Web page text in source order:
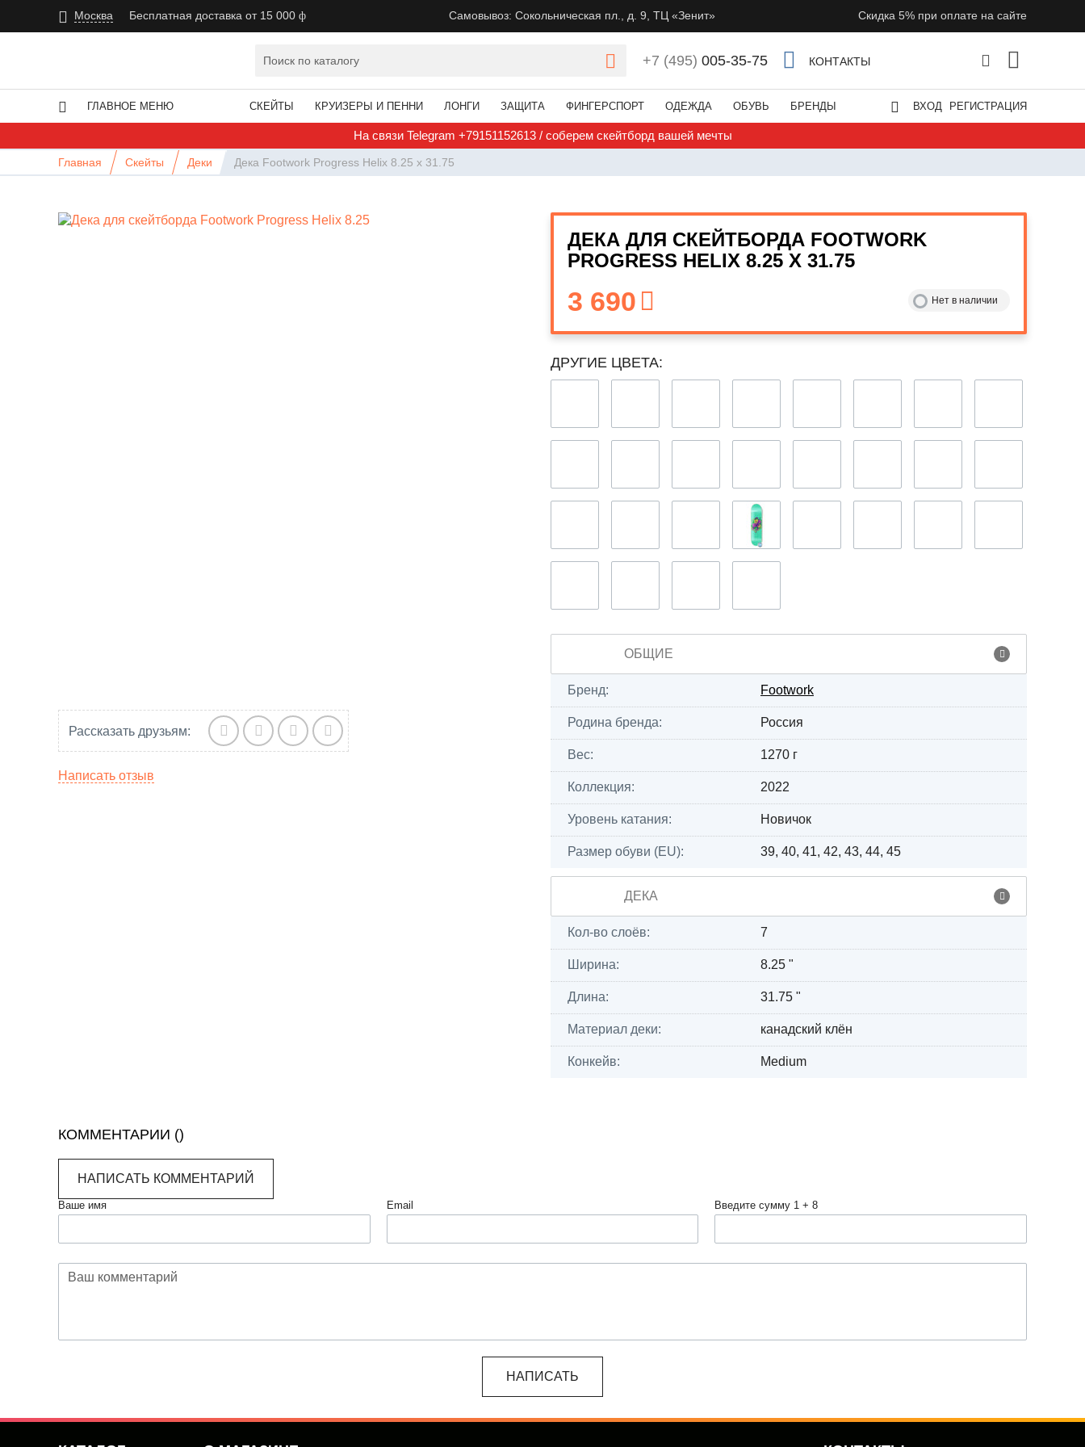
Москва Бесплатная доставка от 15 000 Самовывоз: Сокольническая пл., д. 9, ТЦ «Зенит» Скидка 5% при оплате на сайте
+7 (495) 005-35-75 КОНТАКТЫ
ГЛАВНОЕ МЕНЮ СКЕЙТЫ КРУИЗЕРЫ И ПЕННИ ЛОНГИ ЗАЩИТА ФИНГЕРСПОРТ ОДЕЖДА ОБУВЬ БРЕНДЫ ВХОД РЕГИСТРАЦИЯ
На связи Telegram +79151152613 / соберем скейтборд вашей мечты
Главная Скейты Деки Дека Footwork Progress Helix 8.25 x 31.75
Рассказать друзьям:
Написать отзыв
ДЕКА ДЛЯ СКЕЙТБОРДА FOOTWORK
PROGRESS HELIX 8.25 X 31.75
3 690 Нет в наличии
ДРУГИЕ ЦВЕТА:
ОБЩИЕ
Бренд: Footwork
Родина бренда: Россия
Вес: 1270 г
Коллекция: 2022
Уровень катания: Новичок
Размер обуви (EU): 39, 40, 41, 42, 43, 44, 45
ДЕКА
Кол-во слоёв: 7
Ширина: 8.25 "
Длина: 31.75 "
Материал деки: канадский клён
Конкейв: Medium
КОММЕНТАРИИ ()
НАПИСАТЬ КОММЕНТАРИЙ
Ваше имя Email Введите сумму 1 + 8